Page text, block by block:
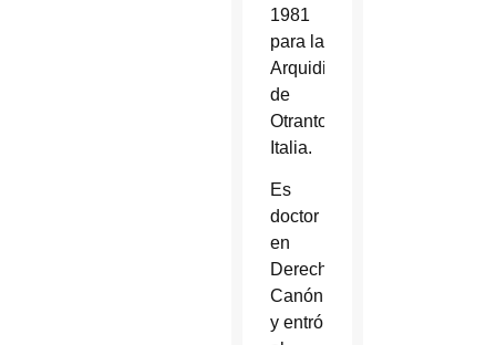
1981
para la
Arquidiócesis
de
Otranto,
Italia.
Es
doctor
en
Derecho
Canónico
y entró